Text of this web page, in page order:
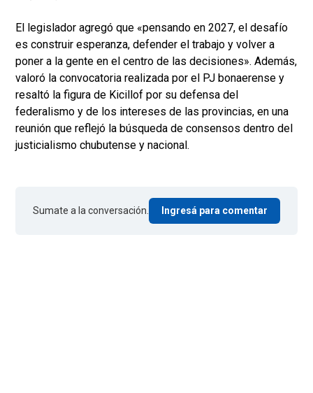
El legislador agregó que «pensando en 2027, el desafío
es construir esperanza, defender el trabajo y volver a
poner a la gente en el centro de las decisiones». Además,
valoró la convocatoria realizada por el PJ bonaerense y
resaltó la figura de Kicillof por su defensa del
federalismo y de los intereses de las provincias, en una
reunión que reflejó la búsqueda de consensos dentro del
justicialismo chubutense y nacional.
Sumate a la conversación. Ingresá para comentar